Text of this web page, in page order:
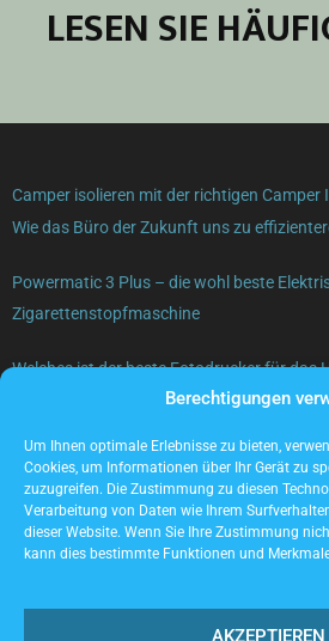
Berechtigungen
Um Ihnen optimale Erlebnisse zu bieten,
Cookies, um Informationen über Ihr Gerät zu
zuzugreifen. Die Zustimmung zu diesen
Verarbeitung von Daten wie Ihrem
dieser Website. Wenn Sie Ihre Zustimmung
kann dies bestimmte Funktionen und
AKZEPTIEREN
LESEN SIE
Camper isolieren mit der richtigen Camper
Wie das Büro der Zukunft uns zu
Powermatic 3 Plus – die wohl beste
Zigarettenstopfmaschine
Welches ist der beste Fotodrucker für das